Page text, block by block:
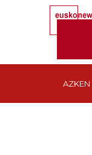
AZKEN